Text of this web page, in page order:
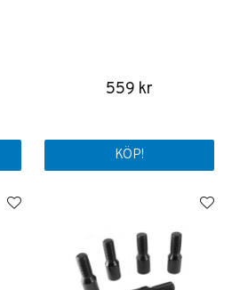
559 kr
KÖP!